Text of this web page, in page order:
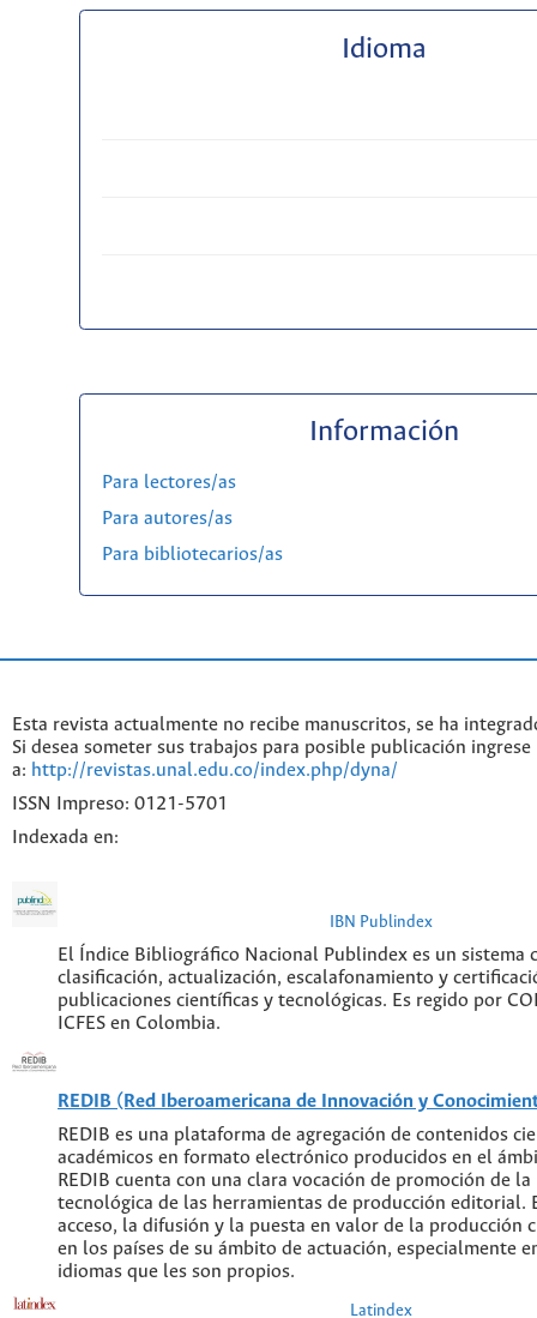
Idioma
Información
Para lectores/as
Para autores/as
Para bibliotecarios/as
Esta revista actualmente no recibe manuscritos, se ha
Si desea someter sus trabajos para posible publicación ingrese
a: http://revistas.unal.edu.co/index.php/dyna/
ISSN Impreso: 0121-5701
Indexada en:
IBN Publindex
El Índice Bibliográfico Nacional Publindex es un sistema
clasificación, actualización, escalafonamiento y
publicaciones científicas y tecnológicas. Es regido por
ICFES en Colombia.
REDIB (Red Iberoamericana de Innovación y
REDIB es una plataforma de agregación de contenidos
académicos en formato electrónico producidos en el
REDIB cuenta con una clara vocación de promoción de
tecnológica de las herramientas de producción editorial.
acceso, la difusión y la puesta en valor de la producción
en los países de su ámbito de actuación, especialmente
idiomas que les son propios.
Latindex